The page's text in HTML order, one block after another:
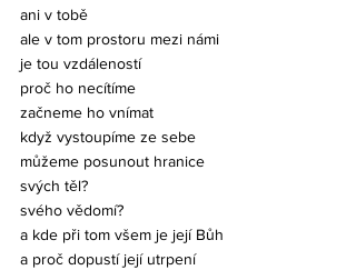
ani v tobě
ale v tom prostoru mezi námi
je tou vzdáleností
proč ho necítíme
začneme ho vnímat
když vystoupíme ze sebe
můžeme posunout hranice
svých těl?
svého vědomí?
a kde při tom všem je její Bůh
a proč dopustí její utrpení